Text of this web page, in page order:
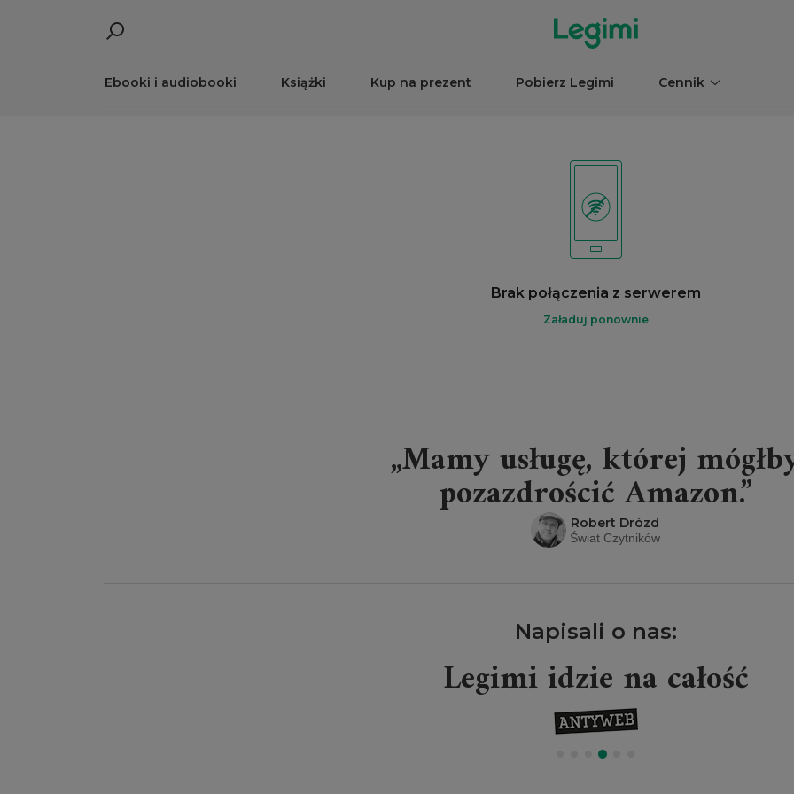
Ebooki i audiobooki Książki Kup na prezent Pobierz Legimi Cennik
Brak połączenia z serwerem
Załaduj ponownie
„Mamy usługę, której
pozazdrościć Amazon.”
Robert Drózd
Świat Czytników
Napisali o nas:
Legimi idzie na całość